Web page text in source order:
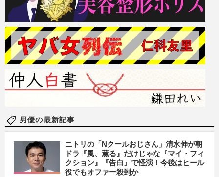
男優の最新記事
ニトリの「Nクールおじさん」清水伸が朝
ドラ『風、薫る』だけじゃな『マイ・フィ
クション』『告白』で怪演！今後はヒール
役でもオファー殺到か